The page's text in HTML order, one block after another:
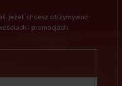
jeżeli chcesz otrzymywać
i promocjach.